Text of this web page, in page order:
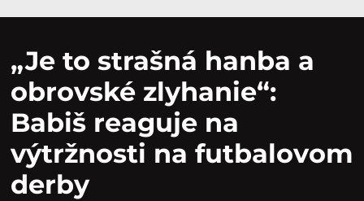
„Je to strašná hanba a
obrovské zlyhanie“:
Babiš reaguje na
výtržnosti na futbalovom
derby